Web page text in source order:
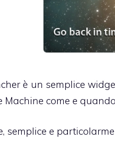
è un semplice
come e
semplice e